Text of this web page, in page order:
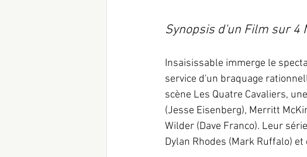
Synopsis d'un Film sur 4
Insaisissable immerge le
service d'un braquage
scène Les Quatre Cavaliers,
(Jesse Eisenberg), Merritt
Wilder (Dave Franco). Leur
Dylan Rhodes (Mark Ruffalo)